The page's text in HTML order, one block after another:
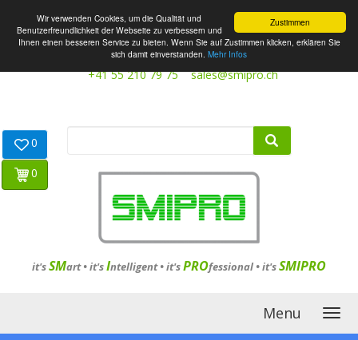
Zustimmen
Wir verwenden Cookies, um die Qualität und
Benutzerfreundlichkeit der Webseite zu verbessern und
Ihnen einen besseren Service zu bieten. Wenn Sie auf Zustimmen klicken, erklären Sie
sich damit einverstanden. Mehr Infos
+41 55 210 79 75 sales@smipro.ch
it'sSMart •it'sIntelligent•it'sPROfessional •it'sSMIPRO
0
0
Menu